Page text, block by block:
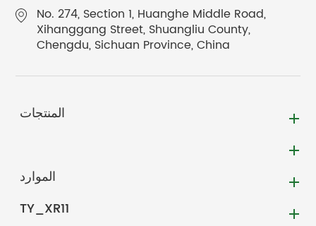
No. 274, Section 1, Huanghe Middle Road,
Xihanggang Street, Shuangliu County,
Chengdu, Sichuan Province, China
المنتجات
الموارد
TY_XR11